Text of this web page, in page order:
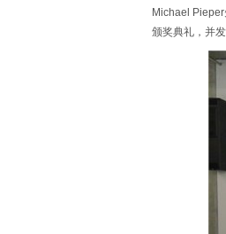
Michael
颁奖典礼，并